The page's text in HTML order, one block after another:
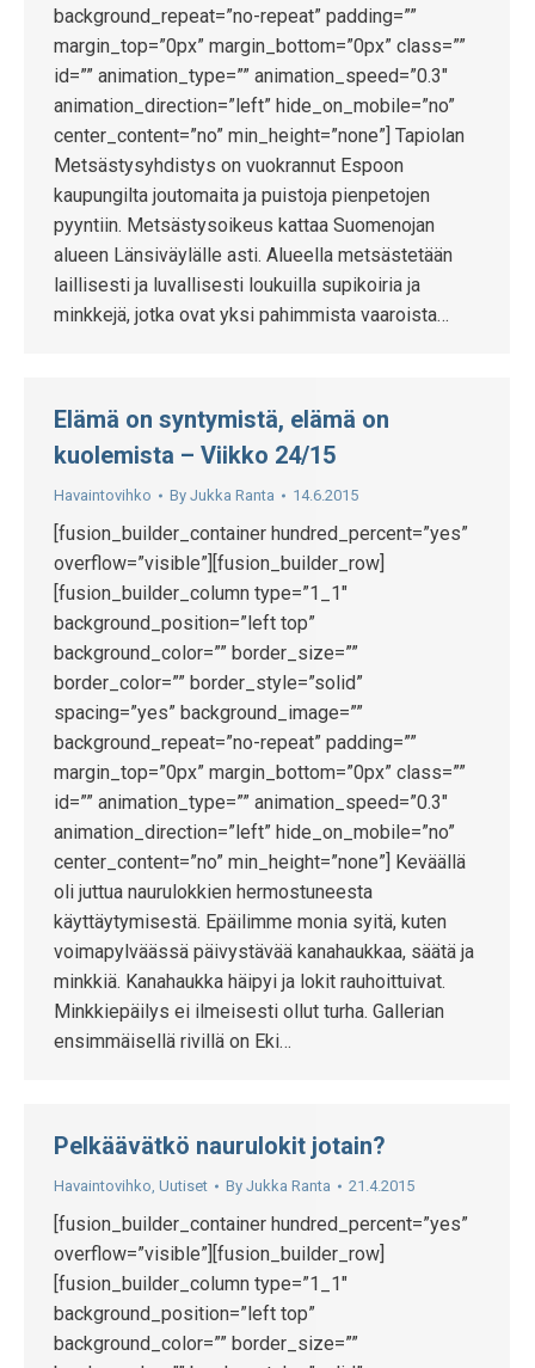
background_repeat=”no-repeat” padding=””
margin_top=”0px” margin_bottom=”0px” class=””
id=”” animation_type=”” animation_speed=”0.3″
animation_direction=”left” hide_on_mobile=”no”
center_content=”no” min_height=”none”] Tapiolan
Metsästysyhdistys on vuokrannut Espoon
kaupungilta joutomaita ja puistoja pienpetojen
pyyntiin. Metsästysoikeus kattaa Suomenojan
alueen Länsiväylälle asti. Alueella metsästetään
laillisesti ja luvallisesti loukuilla supikoiria ja
minkkejä, jotka ovat yksi pahimmista vaaroista…
Elämä on syntymistä, elämä on
kuolemista – Viikko 24/15
Havaintovihko By Jukka Ranta 14.6.2015
[fusion_builder_container hundred_percent=”yes”
overflow=”visible”][fusion_builder_row]
[fusion_builder_column type=”1_1″
background_position=”left top”
background_color=”” border_size=””
border_color=”” border_style=”solid”
spacing=”yes” background_image=””
background_repeat=”no-repeat” padding=””
margin_top=”0px” margin_bottom=”0px” class=””
id=”” animation_type=”” animation_speed=”0.3″
animation_direction=”left” hide_on_mobile=”no”
center_content=”no” min_height=”none”] Keväällä
oli juttua naurulokkien hermostuneesta
käyttäytymisestä. Epäilimme monia syitä, kuten
voimapylväässä päivystävää kanahaukkaa, säätä ja
minkkiä. Kanahaukka häipyi ja lokit rauhoittuivat.
Minkkiepäilys ei ilmeisesti ollut turha. Gallerian
ensimmäisellä rivillä on Eki…
Pelkäävätkö naurulokit jotain?
Havaintovihko, Uutiset By Jukka Ranta 21.4.2015
[fusion_builder_container hundred_percent=”yes”
overflow=”visible”][fusion_builder_row]
[fusion_builder_column type=”1_1″
background_position=”left top”
background_color=”” border_size=””